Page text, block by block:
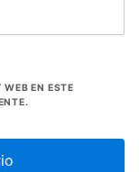
EN ESTE